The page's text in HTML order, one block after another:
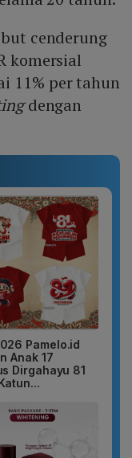
cenderung
komersial
11% per tahun
dengan
Pamelo.id
Anak 17
Dirgahayu 81